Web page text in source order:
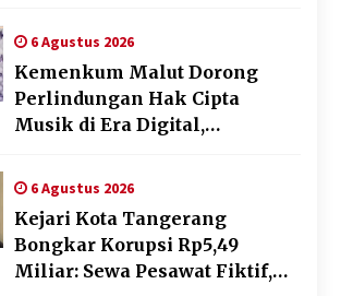
6 Agustus 2026
Kemenkum Malut Dorong
Perlindungan Hak Cipta
Musik di Era Digital,
Gratis dan Penguatan Royalti
6 Agustus 2026
Kejari Kota Tangerang
Bongkar Korupsi Rp5,49
Miliar: Sewa Pesawat Fiktif,